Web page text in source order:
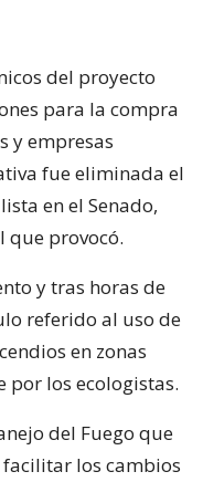
del proyecto
para la compra
y empresas
fue eliminada el
en el Senado,
que provocó.
y tras horas de
referido al uso de
en zonas
por los ecologistas.
del Fuego que
los cambios